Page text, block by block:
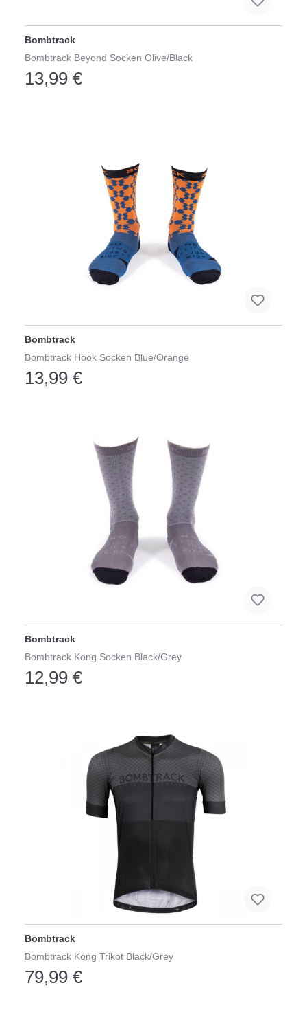
Bombtrack
Bombtrack Beyond Socken Olive/Black
13,99 €
Bombtrack
Bombtrack Hook Socken Blue/Orange
13,99 €
Bombtrack
Bombtrack Kong Socken Black/Grey
12,99 €
Bombtrack
Bombtrack Kong Trikot Black/Grey
79,99 €